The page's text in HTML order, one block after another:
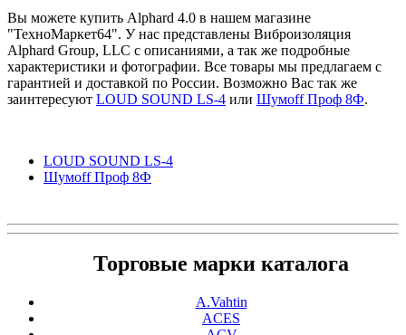
Вы можете купить Alphard 4.0 в нашем магазине
"ТехноМаркет64". У нас представлены Виброизоляция
Alphard Group, LLC с описаниями, а так же подробные
характеристики и фотографии. Все товары мы предлагаем с
гарантией и доставкой по России. Возможно Вас так же
заинтересуют LOUD SOUND LS-4 или Шумоff Проф 8Ф.
LOUD SOUND LS-4
Шумоff Проф 8Ф
Торговые марки каталога
A.Vahtin
ACES